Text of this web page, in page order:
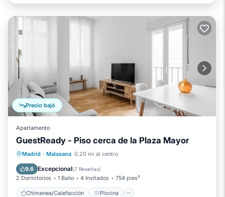
Precio bajó
Apartamento
GuestReady - Piso cerca de la Plaza Mayor
Madrid · Malasana 0.20 mi al centro
9.6 Excepcional(7 Reseñas)
2 Dormitorios 1 Baño 4 Invitados 754 pies²
Chimenea/Calefacción Piscina
Chimenea/Calefacción
Balcón/Terraza